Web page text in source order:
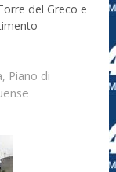
del Greco e
, Piano di